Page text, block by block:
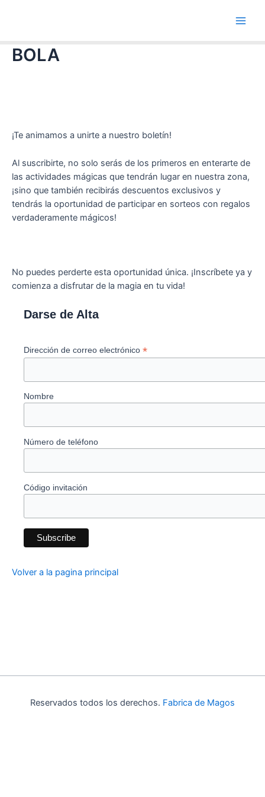
BOLA
¡Te animamos a unirte a nuestro boletín!
Al suscribirte, no solo serás de los primeros en enterarte de
las actividades mágicas que tendrán lugar en nuestra zona,
¡sino que también recibirás descuentos exclusivos y
tendrás la oportunidad de participar en sorteos con regalos
verdaderamente mágicos!
No puedes perderte esta oportunidad única. ¡Inscríbete ya y
comienza a disfrutar de la magia en tu vida!
Darse de Alta
Dirección de correo electrónico *
Nombre
Número de teléfono
Código invitación
Volver a la pagina principal
Reservados todos los derechos. Fabrica de Magos